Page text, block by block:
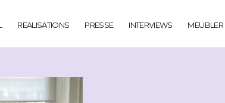
REALISATIONS PRESSE INTERVIEWS MEUBLER